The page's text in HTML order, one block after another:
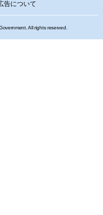
告について
All rights reserved.